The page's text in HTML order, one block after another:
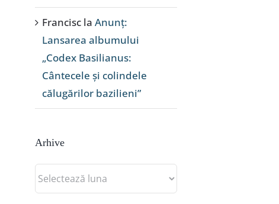
Francisc la Anunț:
Lansarea albumului
„Codex Basilianus:
Cântecele și colindele
călugărilor bazilieni”
Arhive
Arhive